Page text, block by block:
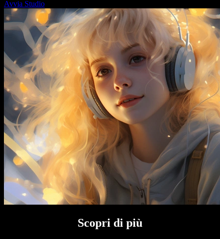
Avvia Studio
Scopri di più